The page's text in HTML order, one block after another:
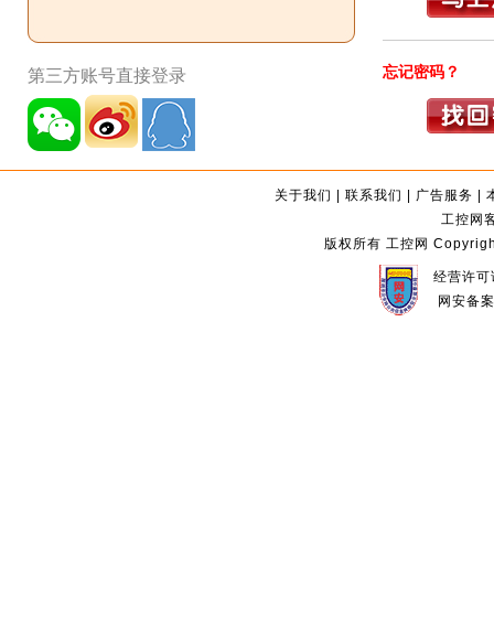
第三方账号直接登录 忘记密码？
关于我们 |联系我们 | 广告服务 |
工控网
版权所有 工控网
经营许
网安备